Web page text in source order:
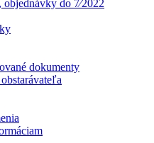
do 7⁄2022
dokumenty